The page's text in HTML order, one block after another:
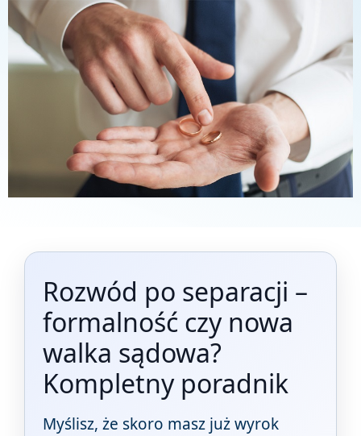
Rozwód po separacji –
formalność czy nowa
walka sądowa?
Kompletny poradnik
Myślisz, że skoro masz już wyrok